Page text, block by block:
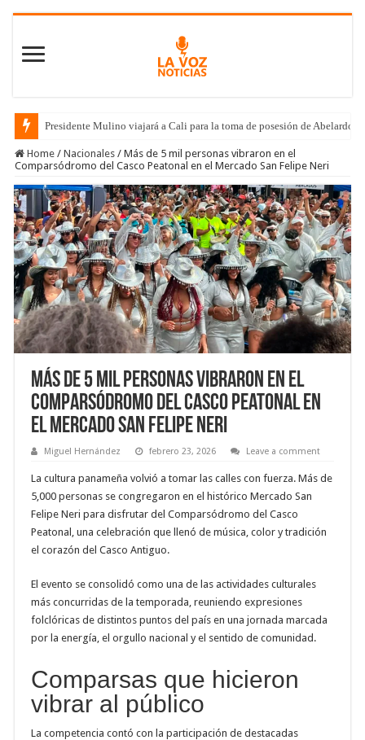
Presidente Mulino viajará a Cali para la toma de posesión de Abelardo
Home / Nacionales / Más de 5 mil personas vibraron en el
Comparsódromo del Casco Peatonal en el Mercado San Felipe Neri
Más de 5 mil personas vibraron en el
Comparsódromo del Casco Peatonal en
el Mercado San Felipe Neri
Miguel Hernández febrero 23, 2026 Leave a comment
La cultura panameña volvió a tomar las calles con fuerza. Más de
5,000 personas se congregaron en el histórico Mercado San
Felipe Neri para disfrutar del Comparsódromo del Casco
Peatonal, una celebración que llenó de música, color y tradición
el corazón del Casco Antiguo.
El evento se consolidó como una de las actividades culturales
más concurridas de la temporada, reuniendo expresiones
folclóricas de distintos puntos del país en una jornada marcada
por la energía, el orgullo nacional y el sentido de comunidad.
Comparsas que hicieron
vibrar al público
La competencia contó con la participación de destacadas